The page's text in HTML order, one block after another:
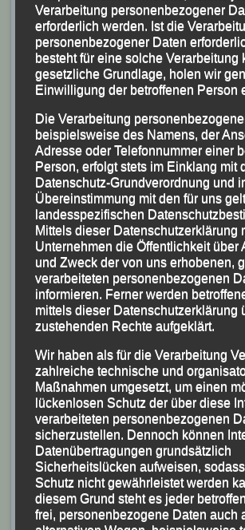
er heute als Vorsitzender vorsitzt.
Wir, von der LG Passau begleiten
auch schon seit Jahren mit unserer
es um die von ihnen ausgerichteten
sowie diverse andere Meisterschaften
Fünfkampf geht.
Im Umkehrschluss stehen beide
Leichtathletik – Kampfrichter immer
Veranstaltungen zur Verfügung.
Als Dank für die Unterstützung
Anwesenden von Monika Wimmer
Lebkuchenherzen mit einem
Verarbeitung personenbezogener
erforderlich werden. Ist die
personenbezogener Daten
besteht für eine solche Verarbeitung
gesetzliche Grundlage, holen wir
Einwilligung der betroffenen Person
Die Verarbeitung
beispielsweise des Namens, der
Adresse oder Telefonnummer einer
Person, erfolgt stets im Einklang mit
Datenschutz-Grundverordnung und
Übereinstimmung mit den für uns
landesspezifischen
Mittels dieser Datenschutzerklärung
Unternehmen die Öffentlichkeit über
und Zweck der von uns erhobenen,
verarbeiteten personenbezogenen
informieren. Ferner werden
mittels dieser Datenschutzerklärung
zustehenden Rechte aufgeklärt.
Wir haben als für die Verarbeitung
zahlreiche technische und
Maßnahmen umgesetzt, um einen
lückenlosen Schutz der über diese
verarbeiteten personenbezogenen
sicherzustellen. Dennoch können
Datenübertragungen grundsätzlich
Sicherheitslücken aufweisen,
Schutz nicht gewährleistet werden
diesem Grund steht es jeder
frei, personenbezogene Daten auch